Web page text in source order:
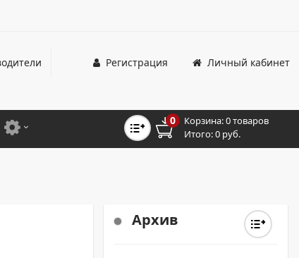
Личный кабинет
Регистрация
ДЛЯ ШИРОКОФОРМАТНЫХ СИСТЕМ
0 Корзина:0 товаров
Итого:0 руб.
Архив